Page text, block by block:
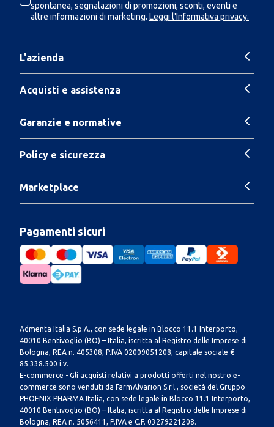
spontanea, segnalazioni di promozioni, sconti, eventi e
altre informazioni di marketing. Leggi l'Informativa privacy.
L'azienda
Acquisti e assistenza
Garanzie e normative
Policy e sicurezza
Marketplace
Pagamenti sicuri
Admenta Italia S.p.A., con sede legale in Blocco 11.1 Interporto,
40010 Bentivoglio (BO) – Italia, iscritta al Registro delle Imprese di
Bologna, REA n. 405308, P.IVA 02009051208, capitale sociale €
85.338.500 i.v.
E-commerce - Gli acquisti relativi a prodotti offerti nel nostro e-
commerce sono venduti da FarmAlvarion S.r.l., società del Gruppo
PHOENIX PHARMA Italia, con sede legale in Blocco 11.1 Interporto,
40010 Bentivoglio (BO) – Italia, iscritta al Registro delle Imprese di
Bologna, REA n. 5056411, P.IVA e C.F. 03279221208.